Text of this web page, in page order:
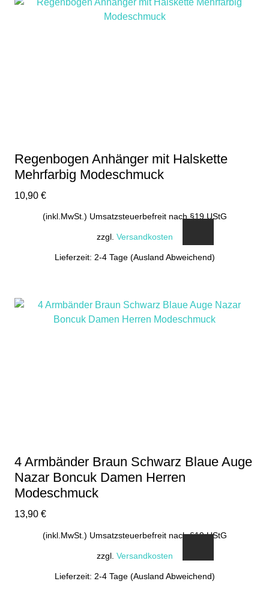
Regenbogen Anhänger mit Halskette
Mehrfarbig Modeschmuck
10,90 €
(inkl.MwSt.) Umsatzsteuerbefreit nach §19 UStG
zzgl. Versandkosten
Lieferzeit: 2-4 Tage (Ausland Abweichend)
4 Armbänder Braun Schwarz Blaue Auge
Nazar Boncuk Damen Herren
Modeschmuck
13,90 €
(inkl.MwSt.) Umsatzsteuerbefreit nach §19 UStG
zzgl. Versandkosten
Lieferzeit: 2-4 Tage (Ausland Abweichend)